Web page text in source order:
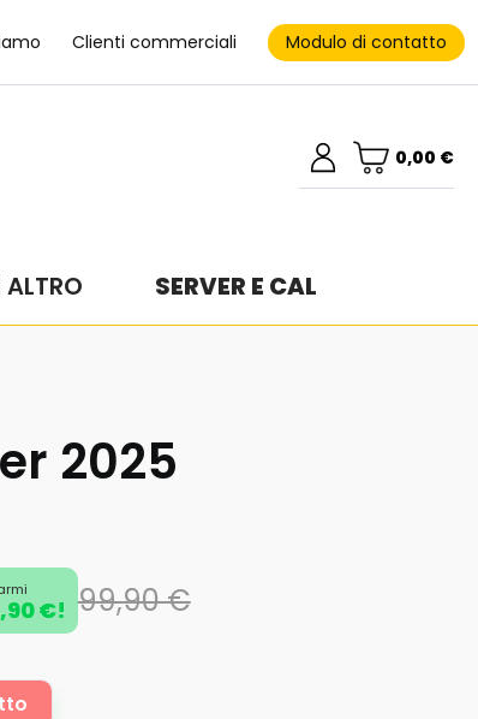
Clienti commerciali Modulo di contatto
0,00 €
ALTRO SERVER E CAL
2025
€! 99,90 €